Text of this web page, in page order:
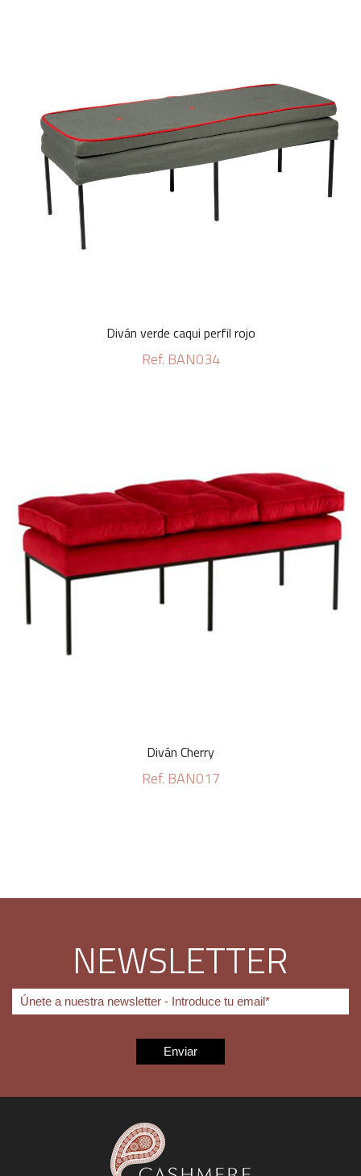
Diván verde caqui perfil rojo
Ref. BAN034
Diván Cherry
Ref. BAN017
NEWSLETTER